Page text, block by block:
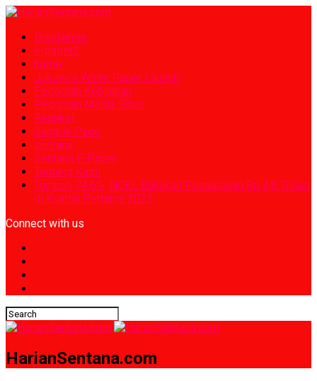
Disclaimer
e-paper2
home
Jokowi’s White Paper Launch
Pedoman Kebijakan
Pedoman Media Siber
Redaksi
Sample Page
sentana
Sentana E-Paper
Tentang Kami
Tumbuh 74,6%, NCKL Bukukan Pendapatan Rp 4,8 Triliun
di Kuartal Pertama 2023
Connect with us
HarianSentana.com